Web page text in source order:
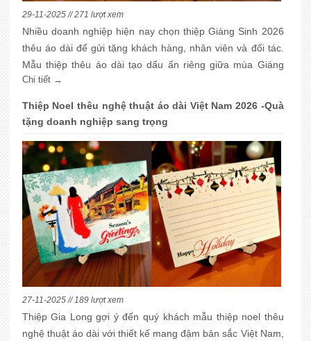
29-11-2025 // 271 lượt xem
Nhiều doanh nghiệp hiện nay chọn thiệp Giáng Sinh 2026
thêu áo dài để gửi tặng khách hàng, nhân viên và đối tác.
Mẫu thiệp thêu áo dài tạo dấu ấn riêng giữa mùa Giáng
Sinh. Thiệp giáng sinh 2026 thêu áo dài Việt Nam phù hợp
bàn làm việc.
Chi tiết →
Thiệp Noel thêu nghệ thuật áo dài Việt Nam 2026 -Quà
tặng doanh nghiệp sang trọng
27-11-2025 // 189 lượt xem
Thiệp Gia Long gợi ý đến quý khách mẫu thiệp noel thêu
nghệ thuật áo dài với thiết kế mang đậm bản sắc Việt Nam,